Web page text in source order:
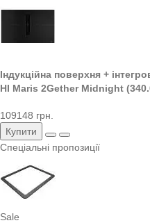
Індукційна поверхня +
HI Maris 2Gether Midnight
109148 грн.
Купити
Спеціальні пропозиції
Sale